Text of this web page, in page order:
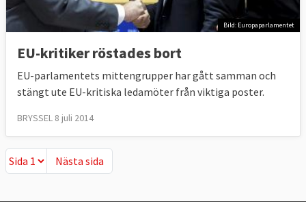
Bild: Europaparlamentet
EU-kritiker röstades bort
EU-parlamentets mittengrupper har gått samman och
stängt ute EU-kritiska ledamöter från viktiga poster.
BRYSSEL 8 juli 2014
Nästa sida
Nästa sida